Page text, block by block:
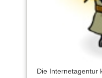
Die Internetagentur